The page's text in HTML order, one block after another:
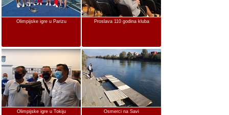
Olimpijske igre u Parizu Proslava 110 godina kluba
Olimpijske igre u Tokiju Osmerci na Savi